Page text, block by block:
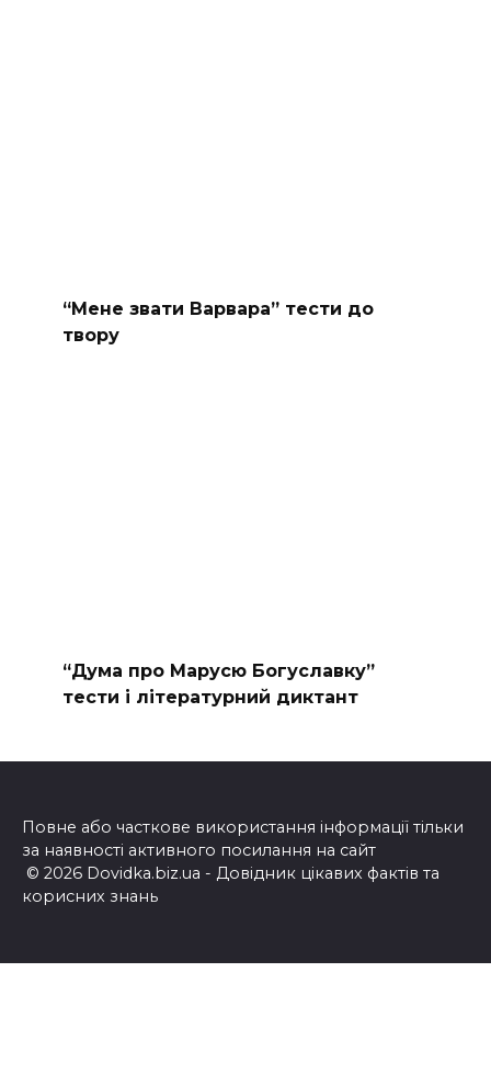
“Мене звати Варвара” тести до
твору
“Дума про Марусю Богуславку”
тести і літературний диктант
Повне або часткове використання інформації тільки
за наявності активного посилання на сайт
© 2026 Dovidka.biz.ua - Довідник цікавих фактів та
корисних знань